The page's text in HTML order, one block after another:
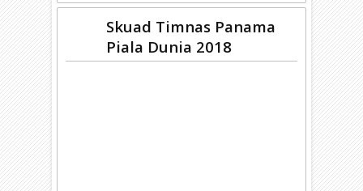
Skuad Timnas Panama
Piala Dunia 2018